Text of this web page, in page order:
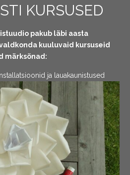
KURSUSED
pakub läbi aasta
kuuluvaid kursuseid
märksõnad:
ja lauakaunistused